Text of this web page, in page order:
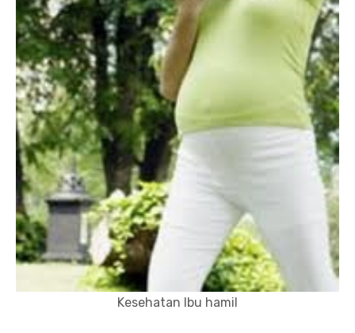
Kesehatan Ibu hamil